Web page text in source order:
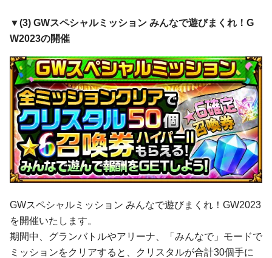
▼(3) GWスペシャルミッション みんなで遊びまくれ！G
W2023の開催
GWスペシャルミッション みんなで遊びまくれ！GW2023
を開催いたします。
期間中、グランバトルやアリーナ、「みんなで」モードで
ミッションをクリアすると、クリスタルが合計30個手に